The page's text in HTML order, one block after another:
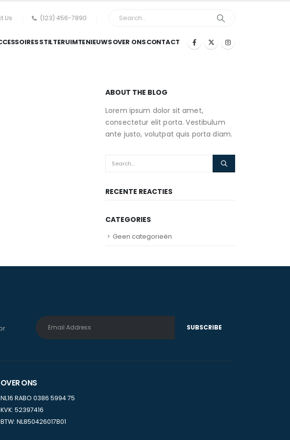
Us (123) 456-7890
STILTERUIMTENIEUWSOVER ONSCONTACT
ABOUT THE BLOG
Lorem ipsum dolor sit amet,
consectetur elit porta. Vestibulum
ante justo, volutpat quis porta diam.
RECENTE REACTIES
CATEGORIES
Geen categorieën
OVER ONS
NL16 RABO 0386 5994 75
KVK: 52397416
BTW: NL850426017B01